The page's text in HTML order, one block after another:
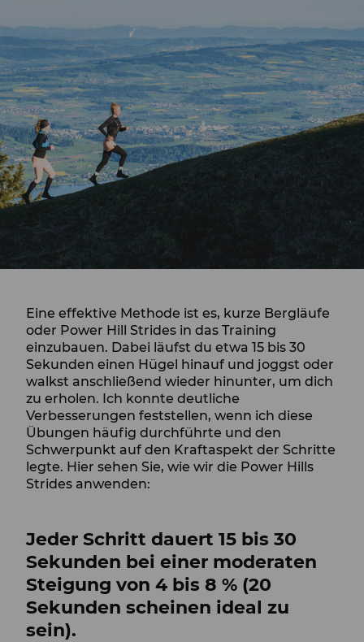
Eine effektive Methode ist es, kurze Bergläufe
oder Power Hill Strides in das Training
einzubauen. Dabei läufst du etwa 15 bis 30
Sekunden einen Hügel hinauf und joggst oder
walkst anschließend wieder hinunter, um dich
zu erholen. Ich konnte deutliche
Verbesserungen feststellen, wenn ich diese
Übungen häufig durchführte und den
Schwerpunkt auf den Kraftaspekt der Schritte
legte. Hier sehen Sie, wie wir die Power Hills
Strides anwenden:
Jeder Schritt dauert 15 bis 30
Sekunden bei einer moderaten
Steigung von 4 bis 8 % (20
Sekunden scheinen ideal zu
sein).